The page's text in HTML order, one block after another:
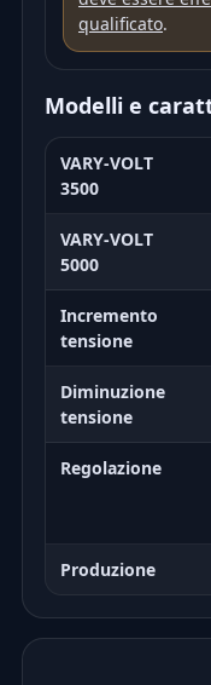
qualificato.
Modelli e
VARY-VOLT
3500
VARY-VOLT
5000
Incremento
tensione
Diminuzione
tensione
Regolazione
Produzione